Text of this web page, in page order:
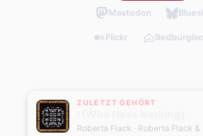
Mastodon
Flickr
ZULETZT GEHÖRT
Roberta Flack · Roberta Flack